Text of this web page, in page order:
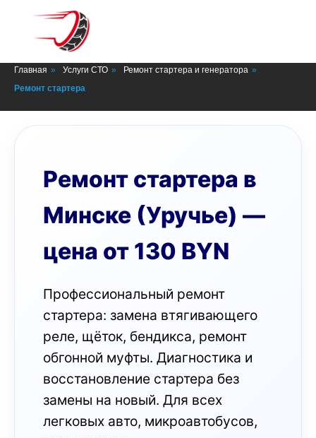
Главная » Услуги СТО » Ремонт стартера и генератора »
Ремонт стартера
Ремонт стартера в
Минске (Уручье) —
цена от 130 BYN
Профессиональный ремонт
стартера: замена втягивающего
реле, щёток, бендикса, ремонт
обгонной муфты. Диагностика и
восстановление стартера без
замены на новый. Для всех
легковых авто, микроавтобусов,